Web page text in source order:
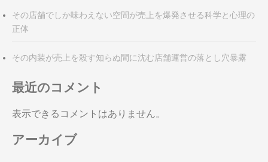
その店舗でしか味わえない空間が売上を爆発させる科学と心理の
正体
その内装が売上を殺す知らぬ間に沈む店舗運営の落とし穴暴露
最近のコメント
表示できるコメントはありません。
アーカイブ